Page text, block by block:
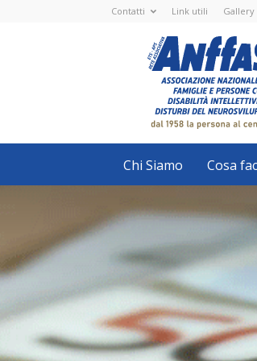
Contatti Link utili Gallery
Nazionale
ETS
-
APS
Associazione
Nazionale
di
Famiglie
e
con
disabilità
intellettive
disturbi
del
Chi Siamo Cosa